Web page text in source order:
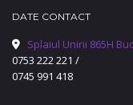
DATE CONTACT
Splaiul Unirii 865H
0753 222 221 /
0745 991 418